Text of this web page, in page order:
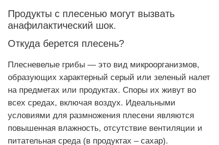
Продукты с плесенью могут вызвать
анафилактический шок.
Откуда берется плесень?
Плесневелые грибы — это вид микроорганизмов,
образующих характерный серый или зеленый налет
на предметах или продуктах. Споры их живут во
всех средах, включая воздух. Идеальными
условиями для размножения плесени являются
повышенная влажность, отсутствие вентиляции и
питательная среда (в продуктах – сахар).